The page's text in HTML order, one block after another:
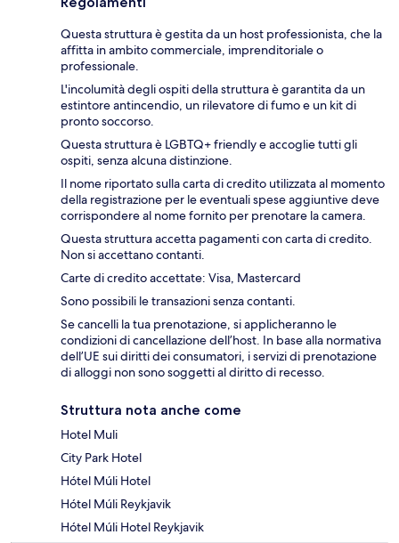
Questa struttura è gestita da un host professionista, che la
affitta in ambito commerciale, imprenditoriale o
professionale.
L'incolumità degli ospiti della struttura è garantita da un
estintore antincendio, un rilevatore di fumo e un kit di
pronto soccorso.
Questa struttura è LGBTQ+ friendly e accoglie tutti gli
ospiti, senza alcuna distinzione.
Il nome riportato sulla carta di credito utilizzata al momento
della registrazione per le eventuali spese aggiuntive deve
corrispondere al nome fornito per prenotare la camera.
Questa struttura accetta pagamenti con carta di credito.
Non si accettano contanti.
Carte di credito accettate: Visa, Mastercard
Sono possibili le transazioni senza contanti.
Se cancelli la tua prenotazione, si applicheranno le
condizioni di cancellazione dell’host. In base alla normativa
dell’UE sui diritti dei consumatori, i servizi di prenotazione
di alloggi non sono soggetti al diritto di recesso.
Struttura nota anche come
Hotel Muli
City Park Hotel
Hótel Múli Hotel
Hótel Múli Reykjavik
Hótel Múli Hotel Reykjavik